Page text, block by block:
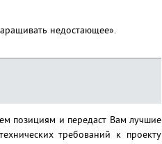
недостающее».
позициям и передаcт Вам лучшие
требований к проекту